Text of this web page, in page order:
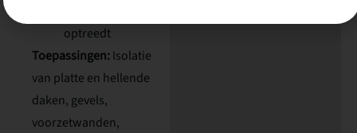
optreedt
Toepassingen:Isolatie
van platte en hellende
daken, gevels,
voorzetwanden,